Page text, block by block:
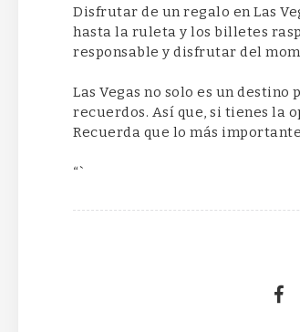
Disfrutar de un regalo en Las
hasta la ruleta y los billetes
responsable y disfrutar del
Las Vegas no solo es un
recuerdos. Así que, si tienes la
Recuerda que lo más
“`